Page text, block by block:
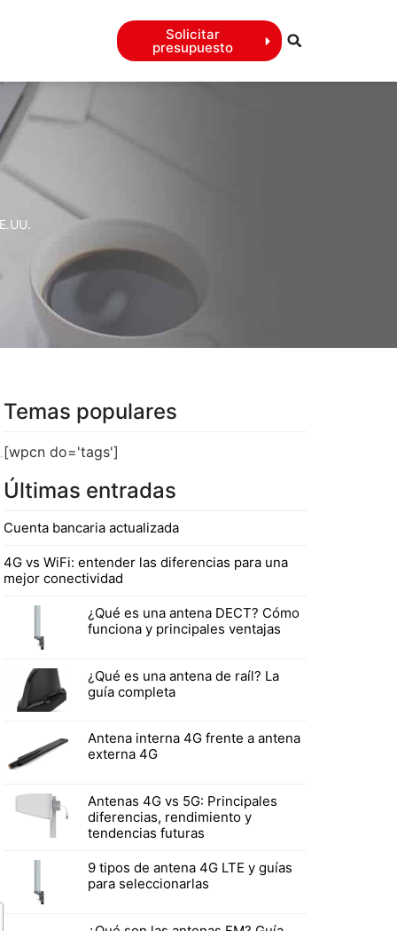
Solicitar
presupuesto
Temas populares
[wpcn do='tags']
Últimas entradas
Cuenta bancaria actualizada
4G vs WiFi: entender las diferencias para una
mejor conectividad
¿Qué es una antena DECT? Cómo
funciona y principales ventajas
¿Qué es una antena de raíl? La
guía completa
Antena interna 4G frente a antena
externa 4G
Antenas 4G vs 5G: Principales
diferencias, rendimiento y
tendencias futuras
9 tipos de antena 4G LTE y guías
para seleccionarlas